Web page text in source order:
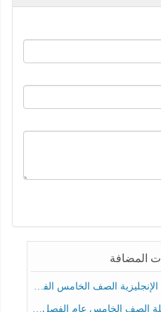
المضافة
عام الفصل الدراسي الثالث 2025-2026